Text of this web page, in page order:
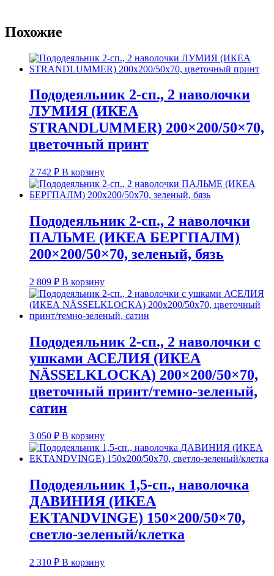
Похожие
Пододеяльник 2-сп., 2 наволочки
ЛУМИЯ (ИКЕА
STRANDLUMMER) 200×200/50×70,
цветочный принт
2 742 ₽ В корзину
Пододеяльник 2-сп., 2 наволочки
ПАЛЬМЕ (ИКЕА БЕРГПАЛМ)
200×200/50×70, зеленый, бязь
2 809 ₽ В корзину
Пододеяльник 2-сп., 2 наволочки с
ушками АСЕЛИЯ (ИКЕА
NÄSSELKLOCKA) 200×200/50×70,
цветочный принт/темно-зеленый,
сатин
3 050 ₽ В корзину
Пододеяльник 1,5-сп., наволочка
ДАВИНИЯ (ИКЕА
EKTANDVINGE) 150×200/50×70,
светло-зеленый/клетка
2 310 ₽ В корзину